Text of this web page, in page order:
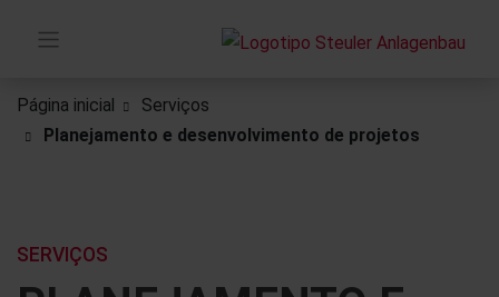
Página inicial
Serviços
Planejamento e desenvolvimento de projetos
SERVIÇOS